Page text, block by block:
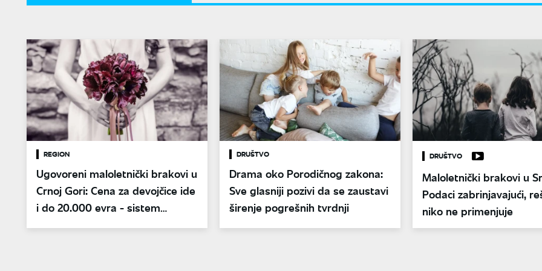
REGION
Ugovoreni maloletnički brakovi u
Crnoj Gori: Cena za devojčice ide
i do 20.000 evra - sistem
nemoćan?
DRUŠTVO
Drama oko Porodičnog zakona:
Sve glasniji pozivi da se zaustavi
širenje pogrešnih tvrdnji
DRUŠTVO
Maloletnički brakovi u
Podaci zabrinjavajući,
niko ne primenjuje